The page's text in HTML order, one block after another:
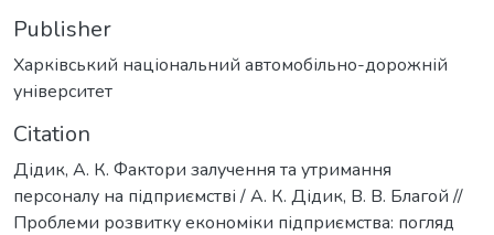
Publisher
Харківський національний автомобільно-дорожній
університет
Citation
Дідик, А. К. Фактори залучення та утримання
персоналу на підприємстві / А. К. Дідик, В. В. Благой //
Проблеми розвитку економіки підприємства: погляд